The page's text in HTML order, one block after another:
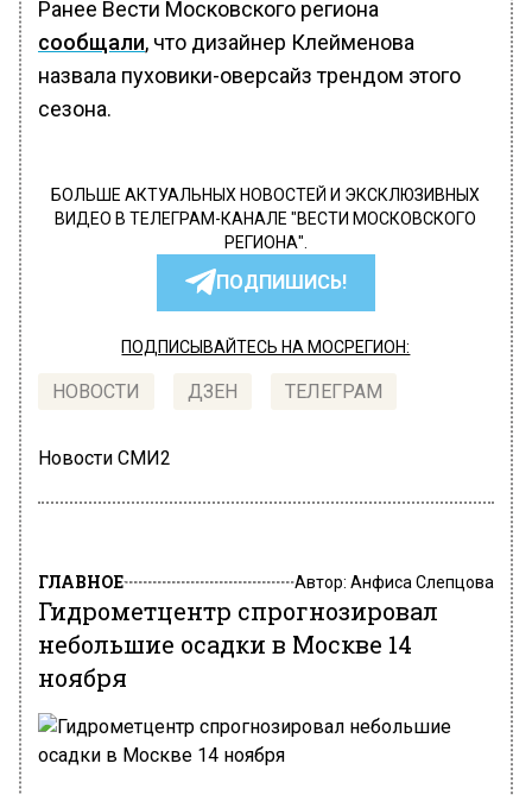
Ранее Вести Московского региона
сообщали, что дизайнер Клейменова
назвала пуховики-оверсайз трендом этого
сезона.
БОЛЬШЕ АКТУАЛЬНЫХ НОВОСТЕЙ И ЭКСКЛЮЗИВНЫХ
ВИДЕО В ТЕЛЕГРАМ-КАНАЛЕ "ВЕСТИ МОСКОВСКОГО
РЕГИОНА".
ПОДПИШИСЬ!
ПОДПИСЫВАЙТЕСЬ НА МОСРЕГИОН:
НОВОСТИ ДЗЕН ТЕЛЕГРАМ
Новости СМИ2
ГЛАВНОЕ Автор: Анфиса Слепцова
Гидрометцентр спрогнозировал
небольшие осадки в Москве 14
ноября